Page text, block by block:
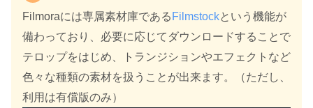
Filmoraには専属素材庫である Filmstockという機能が
備わっており、必要に応じてダウンロードすることで
テロップをはじめ、トランジションやエフェクトなど
色々な種類の素材を扱うことが出来ます。（ただし、
利用は有償版のみ）